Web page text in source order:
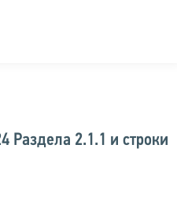
Раздела 2.1.1 и строки